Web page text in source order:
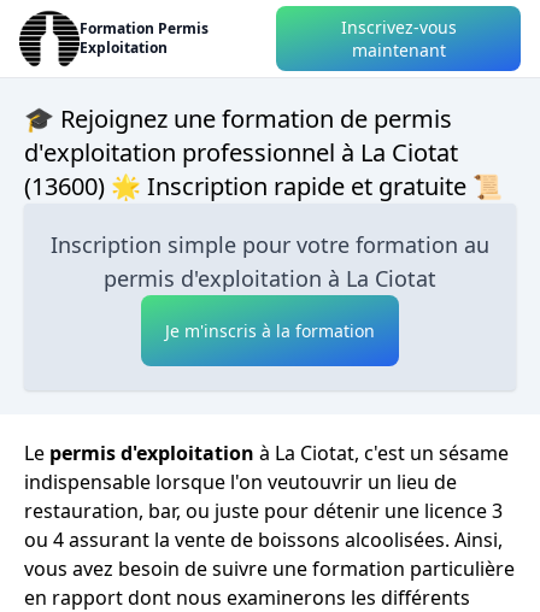
Formation Permis
Exploitation
Inscrivez-vous
maintenant
🎓 Rejoignez une formation de permis
d'exploitation professionnel à La Ciotat
(13600) 🌟 Inscription rapide et gratuite 📜
Inscription simple pour votre formation au
permis d'exploitation à La Ciotat
Je m'inscris à la formation
Le permis d'exploitation à La Ciotat, c'est un sésame
indispensable lorsque l'on veutouvrir un lieu de
restauration, bar, ou juste pour détenir une licence 3
ou 4 assurant la vente de boissons alcoolisées. Ainsi,
vous avez besoin de suivre une formation particulière
en rapport dont nous examinerons les différents